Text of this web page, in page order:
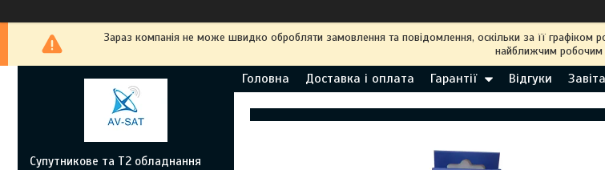
Зараз компанія не може швидко обробляти замовлення та повідомлення, оскільки за її
найближчим
Головна Доставка і оплата Гарантії Відгуки
Супутникове та Т2 обладнання